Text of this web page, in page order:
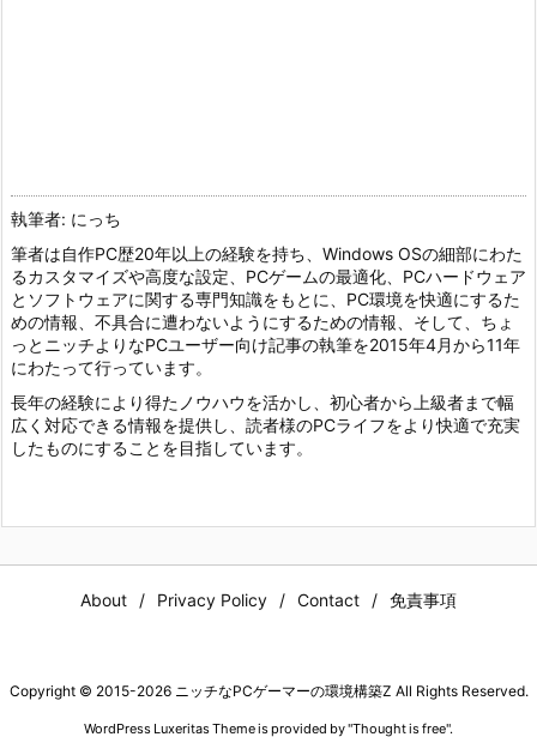
執筆者: にっち
筆者は自作PC歴20年以上の経験を持ち、Windows OSの細部にわた
るカスタマイズや高度な設定、PCゲームの最適化、PCハードウェア
とソフトウェアに関する専門知識をもとに、PC環境を快適にするた
めの情報、不具合に遭わないようにするための情報、そして、ちょ
っとニッチよりなPCユーザー向け記事の執筆を2015年4月から11年
にわたって行っています。
長年の経験により得たノウハウを活かし、初心者から上級者まで幅
広く対応できる情報を提供し、読者様のPCライフをより快適で充実
したものにすることを目指しています。
About Privacy Policy Contact 免責事項
Copyright © 2015-2026 ニッチなPCゲーマーの環境構築Z All Rights Reserved.
WordPress Luxeritas Theme is provided by "Thought is free".